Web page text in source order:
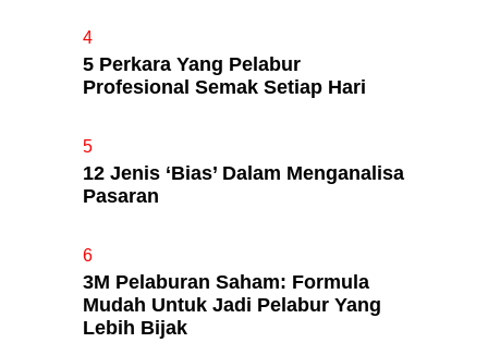
4
5 Perkara Yang Pelabur
Profesional Semak Setiap Hari
5
12 Jenis ‘Bias’ Dalam Menganalisa
Pasaran
6
3M Pelaburan Saham: Formula
Mudah Untuk Jadi Pelabur Yang
Lebih Bijak